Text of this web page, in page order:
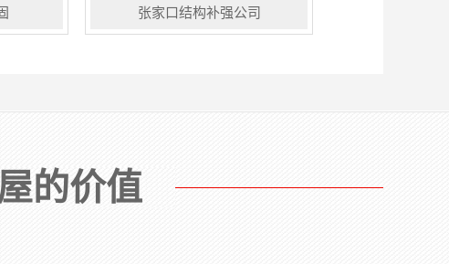
张家口结构补强公司
底...
的价值